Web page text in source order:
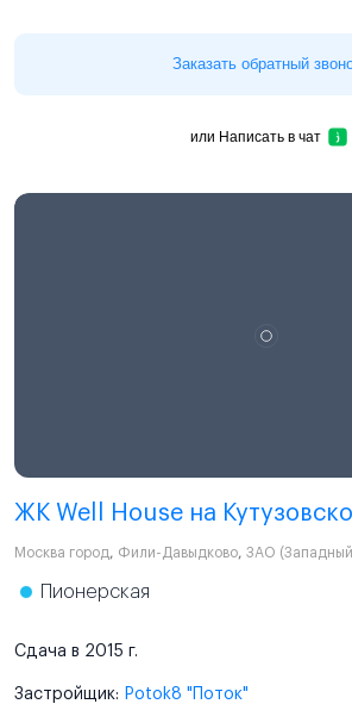
Заказать обратный
или Написать в чат
ЖК Well House на
Москва город, Фили-Давыдково, ЗАО
Пионерская
Сдача в 2015 г.
Застройщик: Potok8 "Поток"